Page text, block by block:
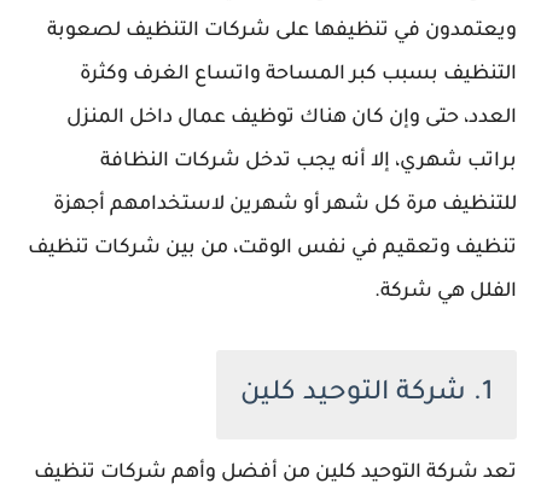
ويعتمدون في تنظيفها على شركات التنظيف لصعوبة
التنظيف بسبب كبر المساحة واتساع الغرف وكثرة
العدد، حتى وإن كان هناك توظيف عمال داخل المنزل
براتب شهري، إلا أنه يجب تدخل شركات النظافة
للتنظيف مرة كل شهر أو شهرين لاستخدامهم أجهزة
تنظيف وتعقيم في نفس الوقت، من بين شركات تنظيف
الفلل هي شركة.
1. شركة التوحيد كلين
تعد شركة التوحيد كلين من أفضل وأهم شركات تنظيف